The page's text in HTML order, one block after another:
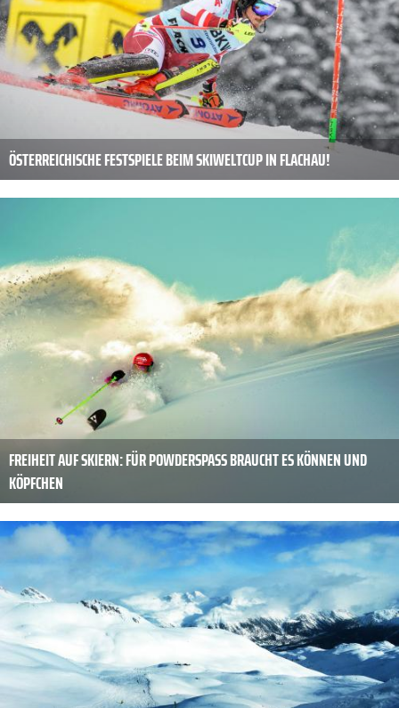
ÖSTERREICHISCHE FESTSPIELE BEIM SKIWELTCUP IN FLACHAU!
FREIHEIT AUF SKIERN: FÜR POWDERSPASS BRAUCHT ES KÖNNEN UND K
ÖPFCHEN